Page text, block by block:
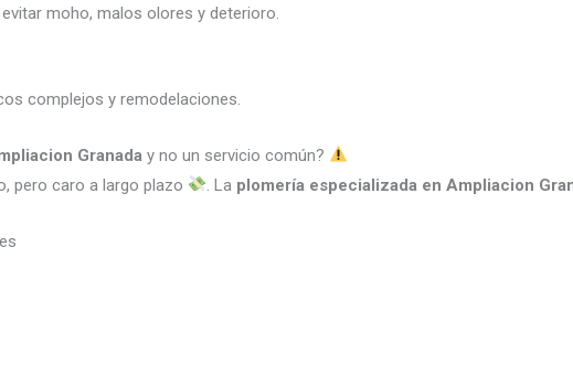
moho, malos olores y deterioro.
complejos y remodelaciones.
Granada y no un servicio común?
pero caro a largo plazo
. La plomería especializada en Ampliacion